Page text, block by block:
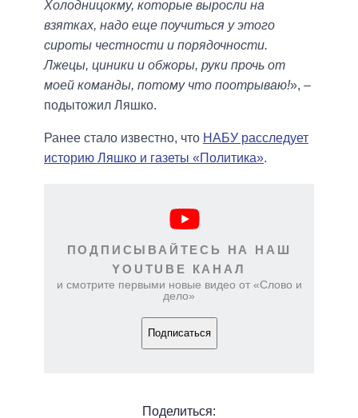
Холодницокму, которые выросли на
взятках, надо еще поучиться у этого
сироты честности и порядочности.
Лжецы, циники и обжоры, руки прочь от
моей команды, потому что поотрываю!», –
подытожил Ляшко.
Ранее стало известно, что НАБУ расследует
историю Ляшко и газеты «Политика».
ПОДПИСЫВАЙТЕСЬ НА НАШ
YOUTUBE КАНАЛ
и смотрите первыми новые видео от «Слово и
дело»
Подписаться
Поделиться: